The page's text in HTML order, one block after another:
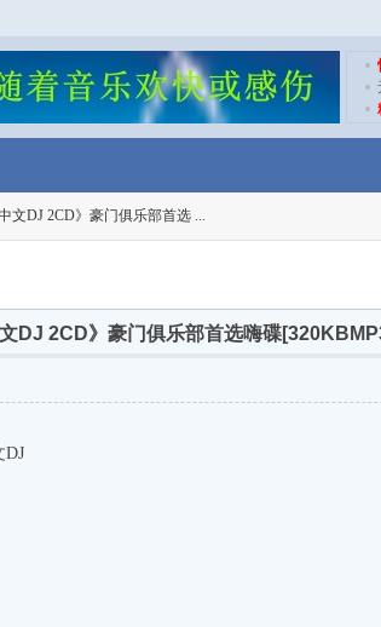
文DJ 2CD》豪门俱乐部首选 ...
文DJ 2CD》豪门俱乐部首选嗨碟
DJ